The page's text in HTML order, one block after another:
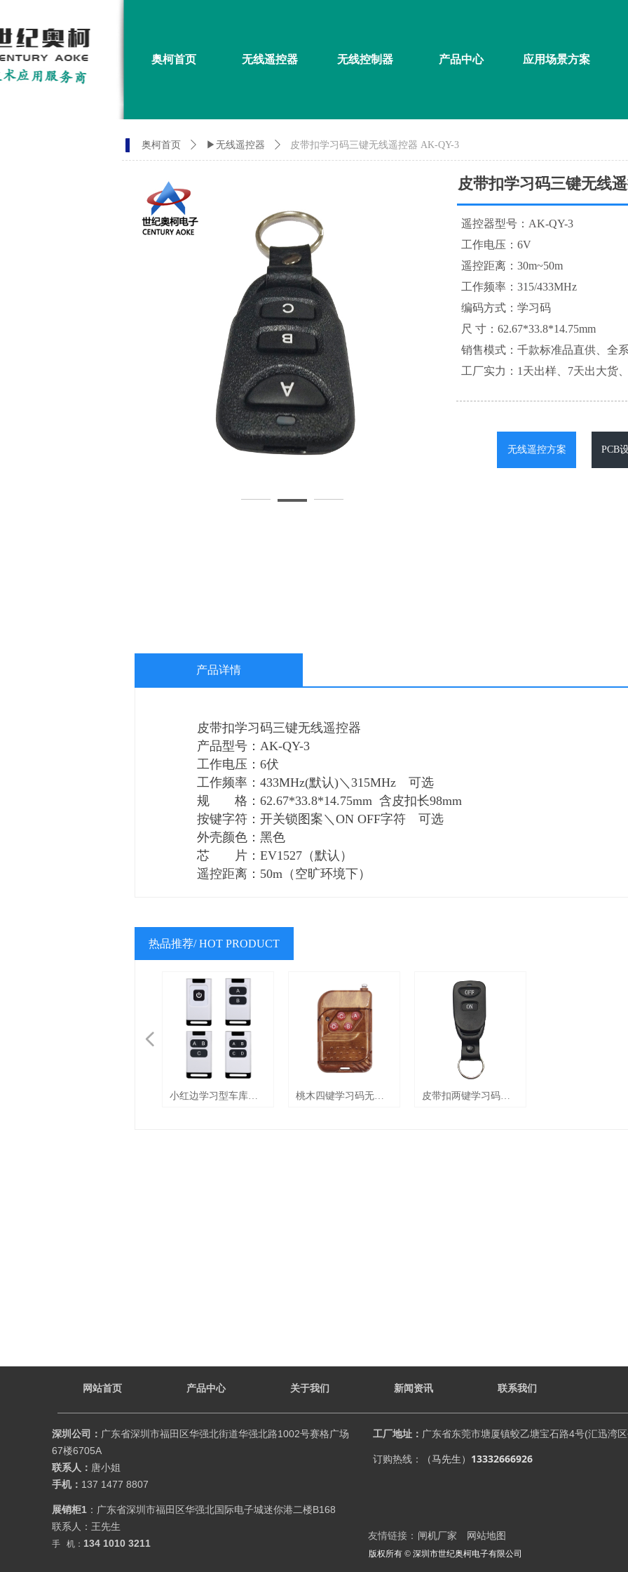
奥柯首页 无线遥控器 无线控制器 产品中心 应用场景方案
奥柯首页 ꄲ ▶无线遥控器 ꄲ 皮带扣学习码三键无线遥控器 AK-QY-3
皮带扣学习码三键无线
遥控器型号：AK-QY-3
工作电压：6V
遥控距离：30m~50m
工作频率：315/433MHz
编码方式：学习码
尺 寸：62.67*33.8*14.75mm
销售模式：千款标准品直供、全
工厂实力：1天出样、7天出大货
产品详情
皮带扣学习码三键无线遥控器
产品型号：AK-QY-3
工作电压：6伏
工作频率：433MHz(默认)＼315MHz 可选
规 格：62.67*33.8*14.75mm 含皮扣长98mm
按键字符：开关锁图案＼ON OFF字符 可选
外壳颜色：黑色
芯 片：EV1527（默认）
遥控距离：50m（空旷环境下）
热品推荐/ HOT PRODUCT
小红边学习型车库门
桃木四键学习码无线
皮带扣两键学习码无
넳
无线遥控方案 PCB
网站首页 产品中心 关于我们 新闻资讯 联系我们
版权所有 © 深圳市世纪奥柯电子有限公司
深圳公司： 广东省深圳市福田区华强北街道华强北路1002号赛格广场
67楼6705A
联系人： 唐小姐
手机： 137 1477 8807
展销柜1 ：广东省深圳市福田区华强北国际电子城迷你港二楼B168
联系人：王先生
手 机： 134 1010 3211
工厂地址： 广东省东莞市塘厦镇蛟乙塘宝石路4号(汇迅湾
订购热线： （马先生） 13332666926
友情链接： 闸机厂家 网站地图